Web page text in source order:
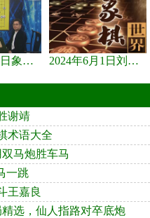
2024年6月8日象棋世界，刘君、蒋川讲解了第九届杨官璘杯全国象棋... 2024年6月1日刘君、蒋川讲解第三届上海杯象棋大师赛谢靖与李少庚...
谢靖
术语大全
马炮胜车马
一跳
王嘉良
选，仙人指路对卒底炮